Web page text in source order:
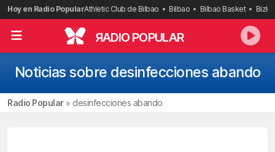
Saltar
al
contenido
Hoy en Radio PopularAthletic Club de Bilbao Bilbao Bilbao Basket
RADIO POPULAR
Noticias sobre desinfecciones abando
Radio Popular» desinfecciones abando